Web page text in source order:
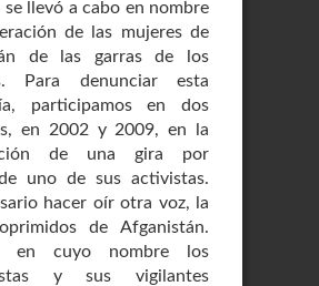
llevó a cabo en nombre
de las mujeres de
de las garras de los
Para denunciar esta
participamos en dos
en 2002 y 2009, en la
de una gira por
uno de sus activistas.
hacer oír otra voz, la
de Afganistán.
en cuyo nombre los
y sus vigilantes